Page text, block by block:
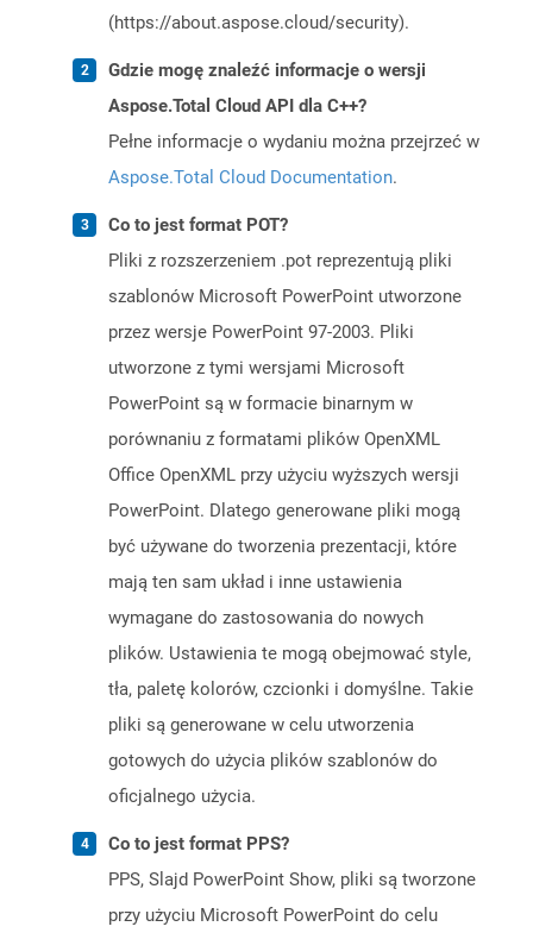
(https://about.aspose.cloud/security).
Gdzie mogę znaleźć informacje o wersji
Aspose.Total Cloud API dla C++?
Pełne informacje o wydaniu można przejrzeć w
Aspose.Total Cloud Documentation.
Co to jest format POT?
Pliki z rozszerzeniem .pot reprezentują pliki
szablonów Microsoft PowerPoint utworzone
przez wersje PowerPoint 97-2003. Pliki
utworzone z tymi wersjami Microsoft
PowerPoint są w formacie binarnym w
porównaniu z formatami plików OpenXML
Office OpenXML przy użyciu wyższych wersji
PowerPoint. Dlatego generowane pliki mogą
być używane do tworzenia prezentacji, które
mają ten sam układ i inne ustawienia
wymagane do zastosowania do nowych
plików. Ustawienia te mogą obejmować style,
tła, paletę kolorów, czcionki i domyślne. Takie
pliki są generowane w celu utworzenia
gotowych do użycia plików szablonów do
oficjalnego użycia.
Co to jest format PPS?
PPS, Slajd PowerPoint Show, pliki są tworzone
przy użyciu Microsoft PowerPoint do celu